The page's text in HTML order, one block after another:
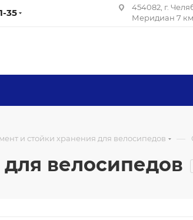
35
454082, г.
Меридиан 7
и стойки хранения для велосипедов —
велосипедов